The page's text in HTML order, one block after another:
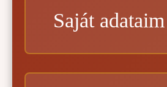
Saját adataim